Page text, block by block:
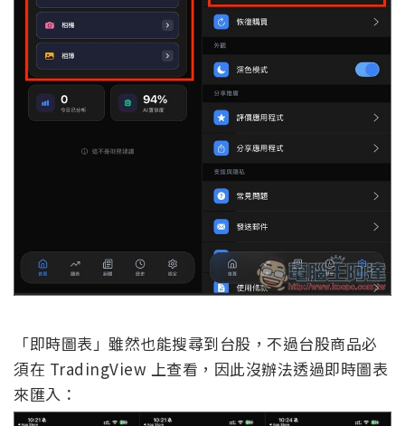
「即時圖表」雖然也能搜尋到台股，不過台股商品必
須在 TradingView 上查看，因此沒辦法透過即時圖表
來匯入：